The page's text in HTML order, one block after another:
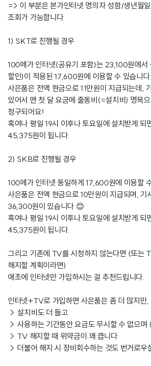
=> 이 부분은 본가인터넷 명의자 성함/생년월
조회가 가능합니다
1) SKT로 진행될 경우
100메가 인터넷(공유기 포함)는 23,100원에
할인)이 적용된 17,600원에 이용할 수 있습니다.
사은품은 전액 현금으로 11만원이 지급되는데,
있어서 맨 첫 달 요금에 출동비(=설치비) 명목
청구되어요!
혹여나 평일 19시 이후나 토요일에 설치받게 되
45,375원이 됩니다.
2) SKB로 진행될 경우
100메가 인터넷 동일하게 17,600원에 이용할
사은품은 전액 현금으로 10만원이 지급되며, 기
36,300원이 있습니다 😊
혹여나 평일 19시 이후나 토요일에 설치받게 되
45,375원이 됩니다.
그리고 기존에 TV를 시청하지 않는다면 (또는
해지할 계획이라면)
애초에 인터넷만 가입하시는 걸 추천드립니다.
인터넷+TV로 가입하면 사은품은 좀 더 많지만,
→ 설치비도 더 들고
→ 사용하는 기간동안 요금도 무시할 수 없으며
→ TV 해지할 때 위약금이 꽤 큽니다
→ 더불어 해지 시 장비회수하는 것도 번거로우